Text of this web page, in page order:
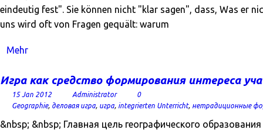
eindeutig fest". Sie können nicht "klar sagen", dass, Was er
uns wird oft von Fragen gequält: warum
Mehr
Игра как средство формирования интереса
15 Jan 2012 Administrator
0
Geographie, деловая игра, игра, integrierten Unterricht, нетрадиционные
&nbsp; &nbsp; Главная цель географического